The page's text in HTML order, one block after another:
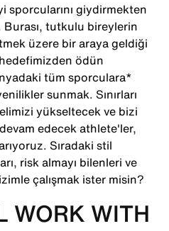
sporcularını giydirmekten
Burası, tutkulu bireylerin
üzere bir araya geldiği
ödün
tüm sporculara*
sunmak. Sınırları
yükseltecek ve bizi
edecek athlete'ler,
Sıradaki stil
risk almayı bilenleri ve
çalışmak ister misin?
WORK WITH